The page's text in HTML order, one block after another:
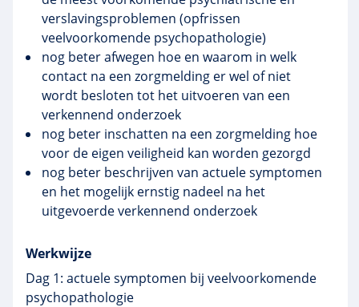
verslavingsproblemen (opfrissen
veelvoorkomende psychopathologie)
nog beter afwegen hoe en waarom in welk
contact na een zorgmelding er wel of niet
wordt besloten tot het uitvoeren van een
verkennend onderzoek
nog beter inschatten na een zorgmelding hoe
voor de eigen veiligheid kan worden gezorgd
nog beter beschrijven van actuele symptomen
en het mogelijk ernstig nadeel na het
uitgevoerde verkennend onderzoek
Werkwijze
Dag 1: actuele symptomen bij veelvoorkomende
psychopathologie